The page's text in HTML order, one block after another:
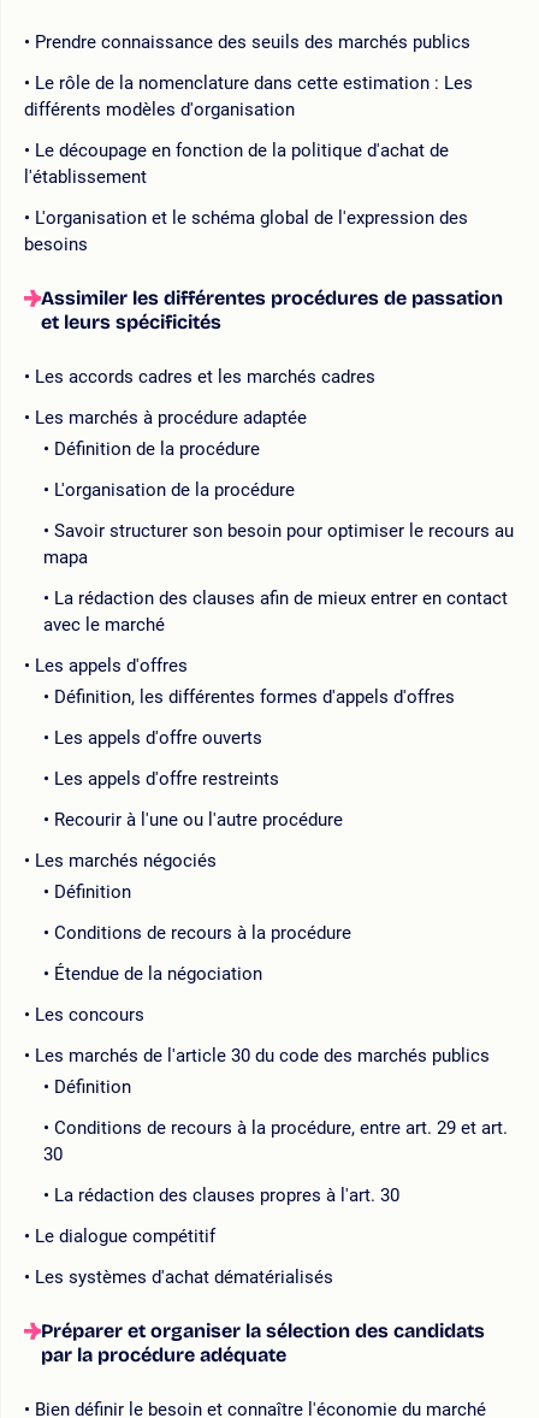
Prendre connaissance des seuils des marchés publics
Le rôle de la nomenclature dans cette estimation : Les
différents modèles d'organisation
Le découpage en fonction de la politique d'achat de
l'établissement
L'organisation et le schéma global de l'expression des
besoins
Assimiler les différentes procédures de passation
et leurs spécificités
Les accords cadres et les marchés cadres
Les marchés à procédure adaptée
Définition de la procédure
L'organisation de la procédure
Savoir structurer son besoin pour optimiser le recours au
mapa
La rédaction des clauses afin de mieux entrer en contact
avec le marché
Les appels d'offres
Définition, les différentes formes d'appels d'offres
Les appels d'offre ouverts
Les appels d'offre restreints
Recourir à l'une ou l'autre procédure
Les marchés négociés
Définition
Conditions de recours à la procédure
Étendue de la négociation
Les concours
Les marchés de l'article 30 du code des marchés publics
Définition
Conditions de recours à la procédure, entre art. 29 et art.
30
La rédaction des clauses propres à l'art. 30
Le dialogue compétitif
Les systèmes d'achat dématérialisés
Préparer et organiser la sélection des candidats
par la procédure adéquate
Bien définir le besoin et connaître l'économie du marché